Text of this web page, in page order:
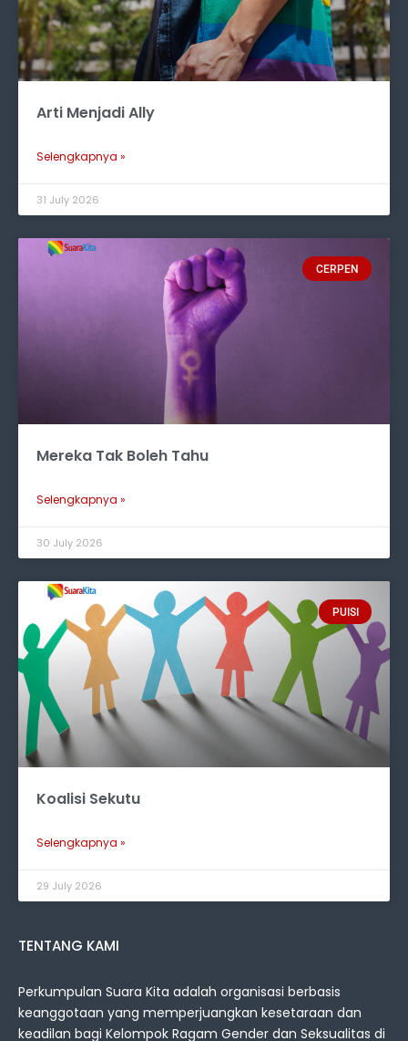
Arti Menjadi Ally
Selengkapnya »
31 July 2026
CERPEN
Mereka Tak Boleh Tahu
Selengkapnya »
30 July 2026
PUISI
Koalisi Sekutu
Selengkapnya »
29 July 2026
TENTANG KAMI
Perkumpulan Suara Kita adalah organisasi berbasis
keanggotaan yang memperjuangkan kesetaraan dan
keadilan bagi Kelompok Ragam Gender dan Seksualitas di